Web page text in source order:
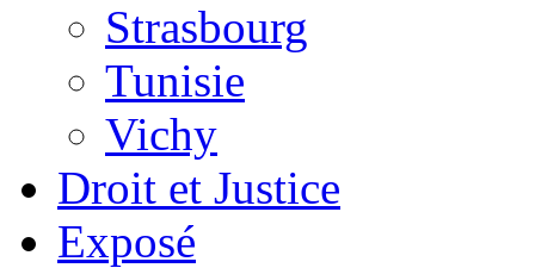
Strasbourg
Tunisie
Vichy
Droit et Justice
Exposé